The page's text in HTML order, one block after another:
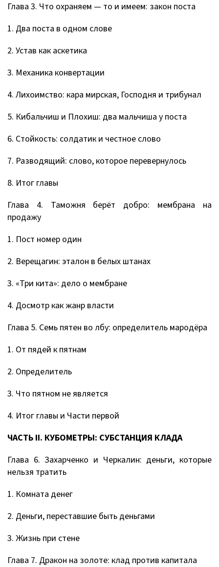
Глава 3. Что охраняем — то и имеем: закон поста
1. Два поста в одном слове
2. Устав как аскетика
3. Механика конвертации
4. Лихоимство: кара мирская, Господня и трибунал
5. Кибальчиш и Плохиш: два мальчиша у поста
6. Стойкость: солдатик и честное слово
7. Разводящий: слово, которое перевернулось
8. Итог главы
Глава 4. Таможня берёт добро: мембрана на
продажу
1. Пост номер один
2. Верещагин: эталон в белых штанах
3. «Три кита»: дело о мембране
4. Досмотр как жанр власти
Глава 5. Семь пятен во лбу: определитель мародёра
1. От пядей к пятнам
2. Определитель
3. Что пятном не является
4. Итог главы и Части первой
ЧАСТЬ II. КУБОМЕТРЫ: СУБСТАНЦИЯ КЛАДА
Глава 6. Захарченко и Черкалин: деньги, которые
нельзя тратить
1. Комната денег
2. Деньги, переставшие быть деньгами
3. Жизнь при стене
Глава 7. Дракон на золоте: клад против капитала